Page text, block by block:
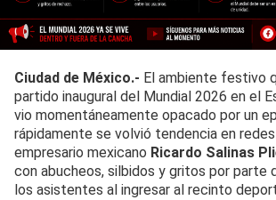
Ciudad de México.- El ambiente festivo
partido inaugural del Mundial 2026 en el
vio momentáneamente opacado por un
rápidamente se volvió tendencia en redes
empresario mexicano Ricardo Salinas
con abucheos, silbidos y gritos por parte
los asistentes al ingresar al recinto